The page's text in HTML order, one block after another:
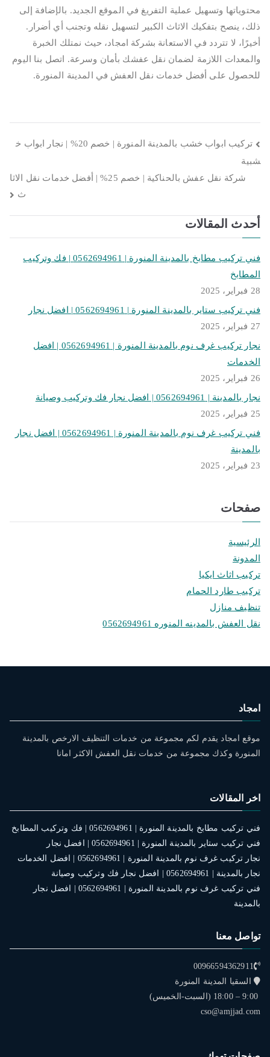
محتوياتها وتسهيل عملية التفريغ في الموقع الجديد. بالإضافة إلى
ذلك، ينصح بتفكيك الاثاث الكبير لتسهيل نقله وتجنب أي أضرار.
أخيرًا، لا تتردد في الاستعانة بشركة امجاد، حيث نمتلك الخبرة
والمعدات اللازمة لضمان نقل عفشك بأمان وسرعة. اتصل بنا اليوم
للحصول على أفضل خدمات نقل العفش في المدينة المنورة.
تصفّح
المقالات
تركيب ابواب خشب بالمدينة المنورة | خصم 20% | نجار ابواب خ
شبية
شركة نقل عفش بالحناكية | خصم 25% | أفضل خدمات نقل الاثا
ث
أحدث المقالات
فني تركيب مطابخ بالمدينة المنورة | 0562694961 | فك وتركيب
المطابخ
28 فبراير، 2025
فني تركيب ستاير بالمدينة المنورة | 0562694961 | افضل نجار
27 فبراير، 2025
نجار تركيب غرف نوم بالمدينة المنورة | 0562694961 | افضل
الخدمات
26 فبراير، 2025
نجار بالمدينة | 0562694961 | افضل نجار فك وتركيب وصيانة
25 فبراير، 2025
فني تركيب غرف نوم بالمدينة المنورة | 0562694961 | افضل نجار
بالمدينة
23 فبراير، 2025
صفحات
الرئيسية
المدونة
تركيب اثاث ايكيا
تركيب طارد الحمام
تنظيف منازل
نقل العفش بالمدينه المنوره 0562694961
امجاد
موقع امجاد يقدم لكم مجموعة من خدمات التنظيف الارخص بالمدينة
المنورة وكذك مجموعة من خدمات نقل العفش الاكثر امانا
اخر المقالات
فني تركيب مطابخ بالمدينة المنورة | 0562694961 | فك وتركيب المطابخ
فني تركيب ستاير بالمدينة المنورة | 0562694961 | افضل نجار
نجار تركيب غرف نوم بالمدينة المنورة | 0562694961 | افضل الخدمات
نجار بالمدينة | 0562694961 | افضل نجار فك وتركيب وصيانة
فني تركيب غرف نوم بالمدينة المنورة | 0562694961 | افضل نجار
بالمدينة
تواصل معنا
00966594362911
السقيا المدينة المنورة
9:00 – 18:00 (السبت-الخميس)
cso@amjjad.com